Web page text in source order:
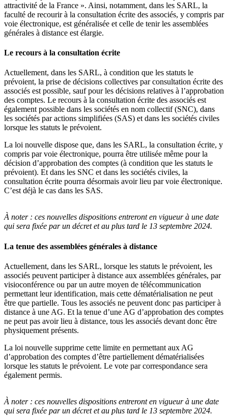
attractivité de la France ». Ainsi, notamment, dans les SARL, la
faculté de recourir à la consultation écrite des associés, y compris par
voie électronique, est généralisée et celle de tenir les assemblées
générales à distance est élargie.
Le recours à la consultation écrite
Actuellement, dans les SARL, à condition que les statuts le
prévoient, la prise de décisions collectives par consultation écrite des
associés est possible, sauf pour les décisions relatives à l’approbation
des comptes. Le recours à la consultation écrite des associés est
également possible dans les sociétés en nom collectif (SNC), dans
les sociétés par actions simplifiées (SAS) et dans les sociétés civiles
lorsque les statuts le prévoient.
La loi nouvelle dispose que, dans les SARL, la consultation écrite, y
compris par voie électronique, pourra être utilisée même pour la
décision d’approbation des comptes (à condition que les statuts le
prévoient). Et dans les SNC et dans les sociétés civiles, la
consultation écrite pourra désormais avoir lieu par voie électronique.
C’est déjà le cas dans les SAS.
À noter : ces nouvelles dispositions entreront en vigueur à une date
qui sera fixée par un décret et au plus tard le 13 septembre 2024.
La tenue des assemblées générales à distance
Actuellement, dans les SARL, lorsque les statuts le prévoient, les
associés peuvent participer à distance aux assemblées générales, par
visioconférence ou par un autre moyen de télécommunication
permettant leur identification, mais cette dématérialisation ne peut
être que partielle. Tous les associés ne peuvent donc pas participer à
distance à une AG. Et la tenue d’une AG d’approbation des comptes
ne peut pas avoir lieu à distance, tous les associés devant donc être
physiquement présents.
La loi nouvelle supprime cette limite en permettant aux AG
d’approbation des comptes d’être partiellement dématérialisées
lorsque les statuts le prévoient. Le vote par correspondance sera
également permis.
À noter : ces nouvelles dispositions entreront en vigueur à une date
qui sera fixée par un décret et au plus tard le 13 septembre 2024.